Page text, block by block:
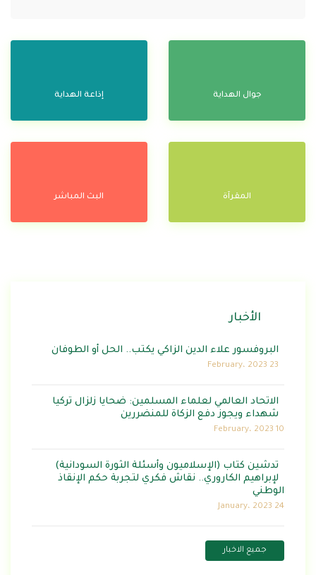
جوال الهداية إذاعة الهداية
المقرآة البث المباشر
الأخبار
البروفسور علاء الدين الزاكي يكتب.. الحل أو الطوفان
23 February، 2023
الاتحاد العالمي لعلماء المسلمين: ضحايا زلزال تركيا
شهداء ويجوز دفع الزكاة للمنضررين
10 February، 2023
تدشين كتاب (الإسلاميون وأسئلة الثورة السودانية)
لإبراهيم الكاروري.. نقاش فكري لتجربة حكم الإنقاذ
الوطني
24 January، 2023
جميع الاخبار